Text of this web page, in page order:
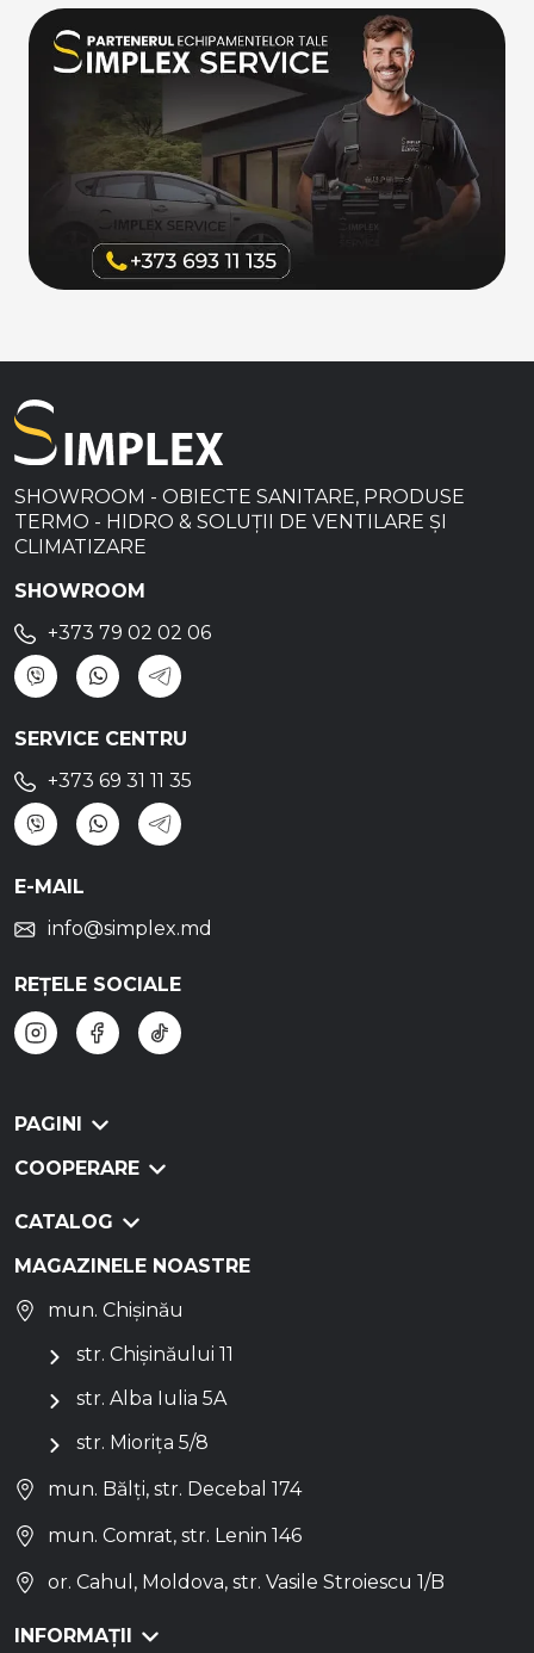
SHOWROOM - OBIECTE SANITARE, PRODUSE
TERMO - HIDRO & SOLUȚII DE VENTILARE ȘI
CLIMATIZARE
SHOWROOM
+373 79 02 02 06
SERVICE CENTRU
+373 69 31 11 35
E-MAIL
info@simplex.md
REȚELE SOCIALE
PAGINI
COOPERARE
CATALOG
MAGAZINELE NOASTRE
mun. Chișinău
str. Chișinăului 11
str. Alba Iulia 5A
str. Miorița 5/8
mun. Bălți, str. Decebal 174
mun. Comrat, str. Lenin 146
or. Cahul, Moldova, str. Vasile Stroiescu 1/B
INFORMAȚII